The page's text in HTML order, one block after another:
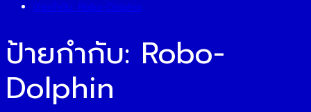
ป้ายกำกับ: Robo-Dolphin
ป้ายกำกับ: Robo-
Dolphin